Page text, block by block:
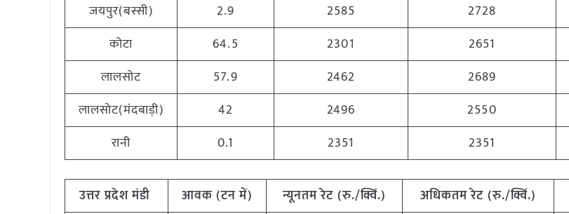
जयपुर(बस्सी)
2.9 2585 2728
कोटा
64.5 2301 2651
लालसोट
57.9 2462 2689
लालसोट(मंदबाड़ी)
42 2496 2550
रानी
0.1 2351 2351
उत्तर प्रदेश मंडी आवक (टन में) न्यूनतम रेट (रु./क्विं.) अधिकतम रेट (रु./क्विं.)